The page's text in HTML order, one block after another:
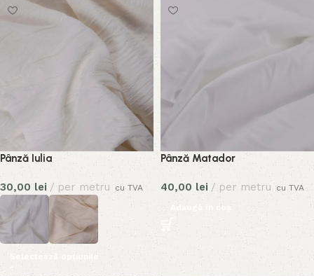
Pânză Iulia
30,00 lei per metru cu TVA
Selectează opțiunile
Pânză Matador
40,00 lei per metru
cu TVA
Adaugă în coș